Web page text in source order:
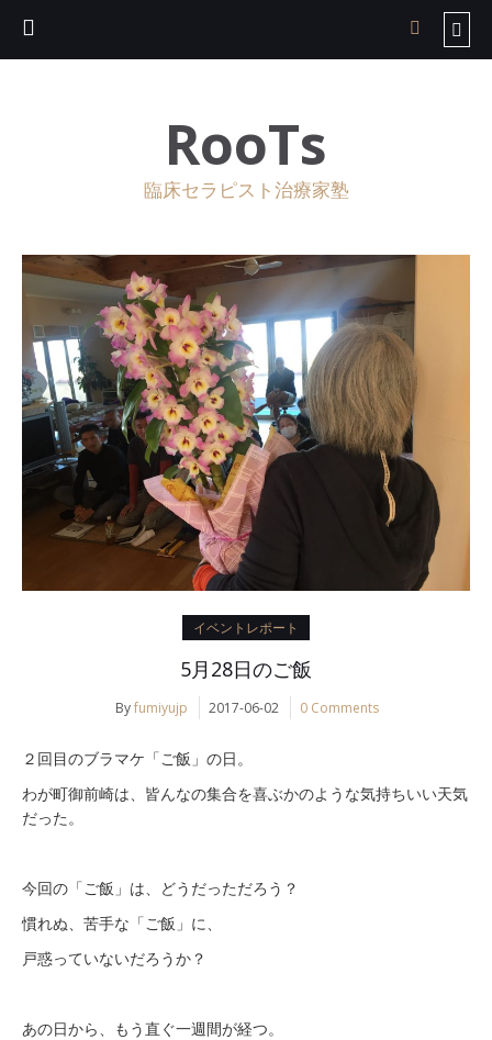
RooTs
臨床セラピスト治療家塾
イベントレポート
5月28日のご飯
Byfumiyujp 2017-06-02 0 Comments
２回目のブラマケ「ご飯」の日。
わが町御前崎は、皆んなの集合を喜ぶかのような気持ちいい天気
だった。
今回の「ご飯」は、どうだっただろう？
慣れぬ、苦手な「ご飯」に、
戸惑っていないだろうか？
あの日から、もう直ぐ一週間が経つ。